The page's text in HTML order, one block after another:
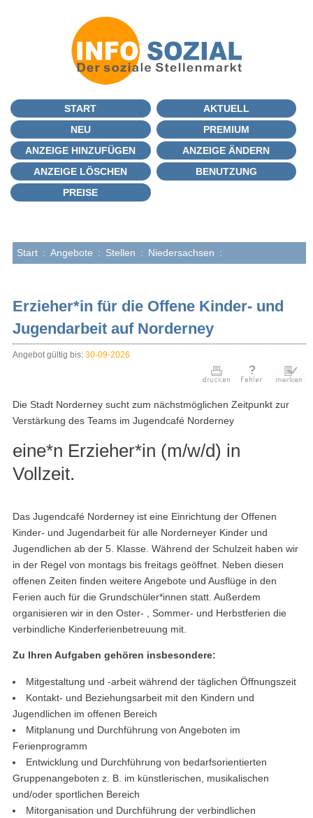
START
AKTUELL
NEU
PREMIUM
ANZEIGE HINZUFÜGEN
ANZEIGE ÄNDERN
ANZEIGE LÖSCHEN
BENUTZUNG
PREISE
Start : Angebote : Stellen : Niedersachsen :
Erzieher*in für die Offene Kinder- und
Jugendarbeit auf Norderney
Angebot gültig bis: 30-09-2026
Die Stadt Norderney sucht zum nächstmöglichen Zeitpunkt zur
Verstärkung des Teams im Jugendcafé Norderney
eine*n Erzieher*in (m/w/d) in
Vollzeit.
Das Jugendcafé Norderney ist eine Einrichtung der Offenen
Kinder- und Jugendarbeit für alle Norderneyer Kinder und
Jugendlichen ab der 5. Klasse. Während der Schulzeit haben wir
in der Regel von montags bis freitags geöffnet. Neben diesen
offenen Zeiten finden weitere Angebote und Ausflüge in den
Ferien auch für die Grundschüler*innen statt. Außerdem
organisieren wir in den Oster- , Sommer- und Herbstferien die
verbindliche Kinderferienbetreuung mit.
Zu Ihren Aufgaben gehören insbesondere:
Mitgestaltung und -arbeit während der täglichen Öffnungszeit
Kontakt- und Beziehungsarbeit mit den Kindern und
Jugendlichen im offenen Bereich
Mitplanung und Durchführung von Angeboten im
Ferienprogramm
Entwicklung und Durchführung von bedarfsorientierten
Gruppenangeboten z. B. im künstlerischen, musikalischen
und/oder sportlichen Bereich
Mitorganisation und Durchführung der verbindlichen